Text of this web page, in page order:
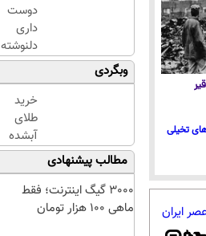
تخیلی
ایران
دوست
داری
دلنوشته
هاتو
فوری به
کتاب
تبدیل و
با تیراژ
دلخواه
چاپ
کنی؟
وبگردی
خرید
طلای
آبشده
حتی با
۱۰۰هزارتومان
مطالب پیشنهادی
3000 گیگ اینترنت؛ فقط
ماهی 100 هزار تومان